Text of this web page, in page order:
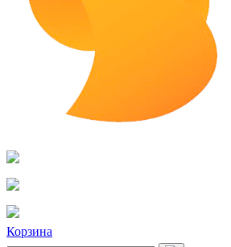
Корзина